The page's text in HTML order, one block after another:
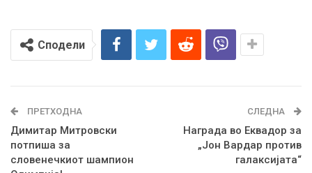
Сподели
ПРЕТХОДНА
Димитар Митровски
потпиша за
словенечкиот шампион
СЛЕДНА
Награда во Еквадор за
„Јон Вардар против
галаксијата“